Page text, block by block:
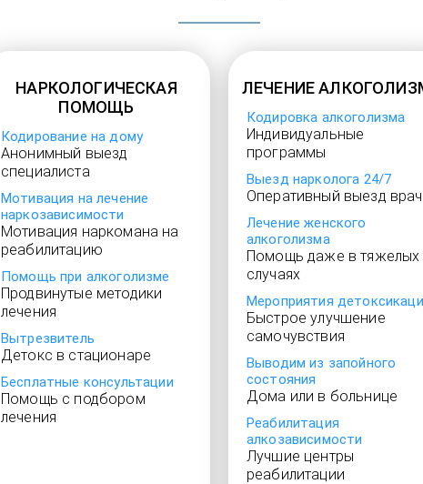
НАРКОЛОГИЧЕСКАЯ
ПОМОЩЬ
Кодирование на дому
Анонимный выезд
специалиста
Мотивация на лечение
наркозависимости
Мотивация наркомана на
реабилитацию
Помощь при алкоголизме
Продвинутые методики
лечения
Вытрезвитель
Детокс в стационаре
Бесплатные консультации
Помощь с подбором
лечения
ЛЕЧЕНИЕ
Кодировка алкоголизма
Индивидуальные
программы
Выезд нарколога 24/7
Оперативный выезд
Лечение женского
алкоголизма
Помощь даже в тяжелых
случаях
Мероприятия
Быстрое улучшение
самочувствия
Выводим из запойного
состояния
Дома или в больнице
Реабилитация
алкозависимости
Лучшие центры
реабилитации